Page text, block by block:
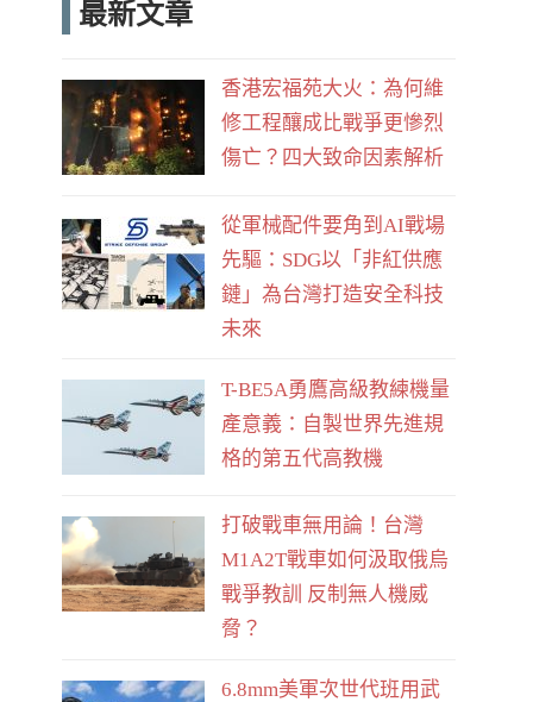
e
o
o
k
d
最新文章
香港宏福苑大火：為何維
修工程釀成比戰爭更慘烈
傷亡？四大致命因素解析
從軍械配件要角到AI戰場
先驅：SDG以「非紅供應
鏈」為台灣打造安全科技
未來
T-BE5A勇鷹高級教練機量
產意義：自製世界先進規
格的第五代高教機
打破戰車無用論！台灣
M1A2T戰車如何汲取俄烏
戰爭教訓 反制無人機威
脅？
6.8mm美軍次世代班用武